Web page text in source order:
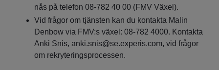
nås på telefon 08-782 40 00 (FMV Växel).
Vid frågor om tjänsten kan du kontakta Malin
Denbow via FMV:s växel: 08-782 4000. Kontakta
Anki Snis, anki.snis@se.experis.com, vid frågor
om rekryteringsprocessen.